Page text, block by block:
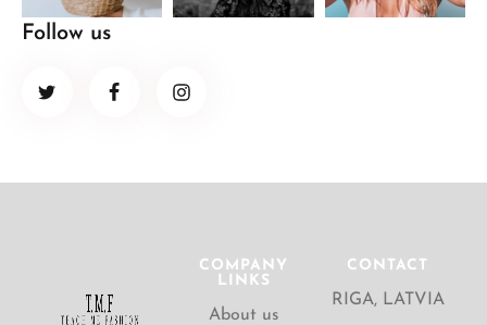
Follow us
COMPANY
LINKS
About us
CONTACT
RIGA, LATVIA